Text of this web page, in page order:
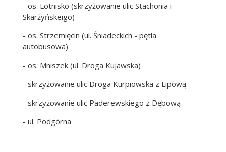
- os. Lotnisko (skrzyżowanie ulic Stachonia i
Skarżyńskeigo)
- os. Strzemięcin (ul. Śniadeckich - pętla
autobusowa)
- os. Mniszek (ul. Droga Kujawska)
- skrzyżowanie ulic Droga Kurpiowska z Lipową
- skrzyżowanie ulic Paderewskiego z Dębową
- ul. Podgórna